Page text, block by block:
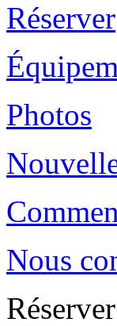
Réserver
Photos
Nous
Réserver